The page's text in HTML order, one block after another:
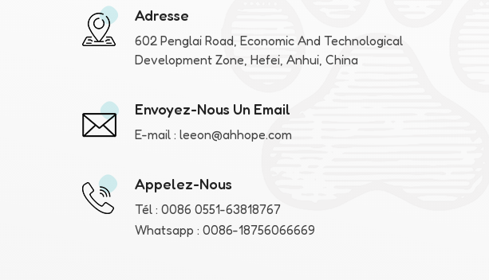
Adresse
602 Penglai Road, Economic And Technological
Development Zone, Hefei, Anhui, China
Envoyez-Nous Un Email
E-mail :leeon@ahhope.com
Appelez-Nous
Tél :0086 0551-63818767
Whatsapp :0086-18756066669